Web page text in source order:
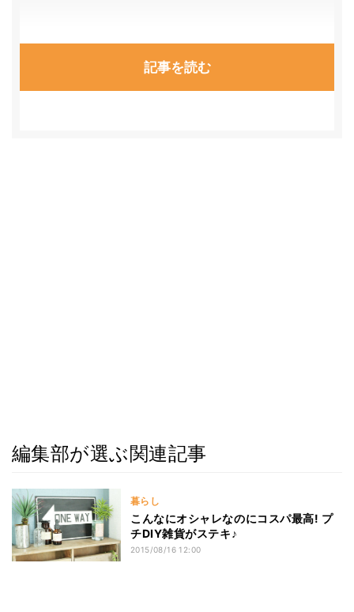
記事を読む
編集部が選ぶ関連記事
暮らし
こんなにオシャレなのにコスパ最高! プ
チDIY雑貨がステキ♪
2015/08/16 12:00